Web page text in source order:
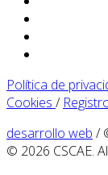
Política de
Cookies /
desarrollo web /
© 2026 CSCAE.